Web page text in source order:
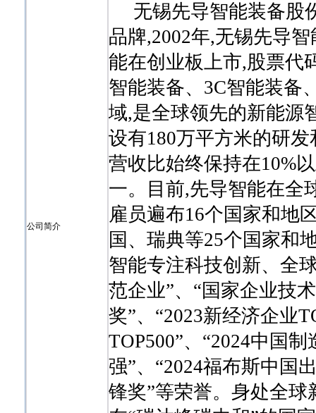
公司简介
无锡先导智能装备股
品牌,2002年,无锡先导
能在创业板上市,股票代
智能装备、3C智能装备
域,是全球领先的新能源
设有180万平方米的研
营收比始终保持在10%
一。目前,先导智能在全
雇员遍布16个国家和地
国、瑞典等25个国家和
智能专注科技创新、全
范企业”、“国家企业技
奖”、“2023新经济企业
TOP500”、“2024中国
强”、“2024福布斯中国
锋奖”等荣誉。身处全